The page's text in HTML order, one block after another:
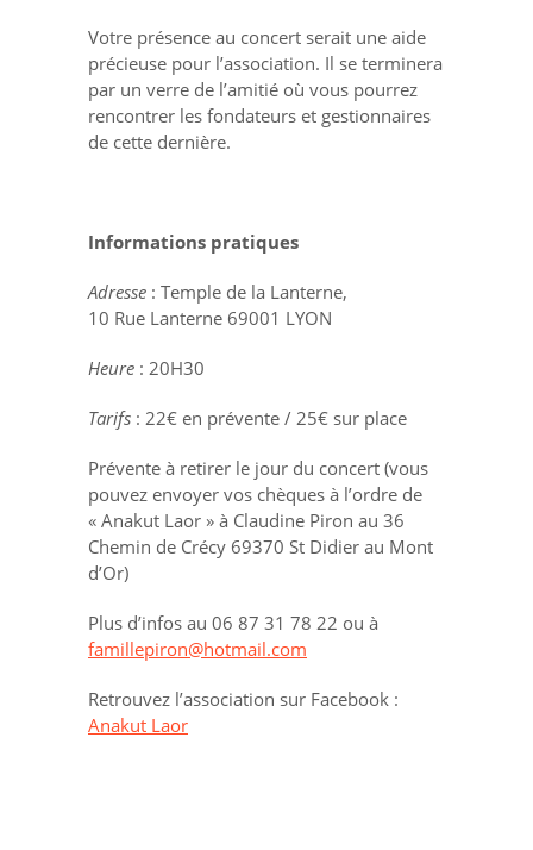
Votre présence au concert serait une aide
précieuse pour l’association. Il se terminera
par un verre de l’amitié où vous pourrez
rencontrer les fondateurs et gestionnaires
de cette dernière.
Informations pratiques
Adresse : Temple de la Lanterne,
10 Rue Lanterne 69001 LYON
Heure : 20H30
Tarifs : 22€ en prévente / 25€ sur place
Prévente à retirer le jour du concert (vous
pouvez envoyer vos chèques à l’ordre de
« Anakut Laor » à Claudine Piron au 36
Chemin de Crécy 69370 St Didier au Mont
d’Or)
Plus d’infos au 06 87 31 78 22 ou à
famillepiron@hotmail.com
Retrouvez l’association sur Facebook :
Anakut Laor